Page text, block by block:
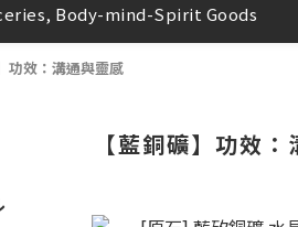
Body-mind-Spirit Goods
功效：溝通與靈感
【藍銅礦】功效